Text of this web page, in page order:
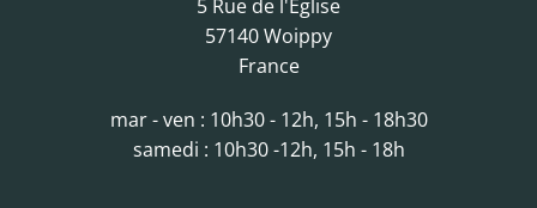
5 Rue de l'Eglise
57140 Woippy
France
mar - ven : 10h30 - 12h, 15h - 18h30
samedi : 10h30 -12h, 15h - 18h